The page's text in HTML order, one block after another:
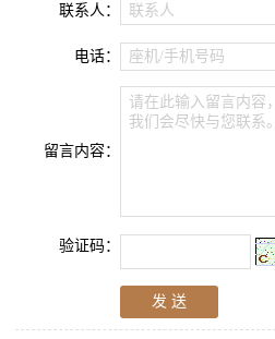
联系人： 联系人
电话： 座机/手机号码
留言内容：
请在此输入留言内容，
我们会尽快与您联系。
验证码：